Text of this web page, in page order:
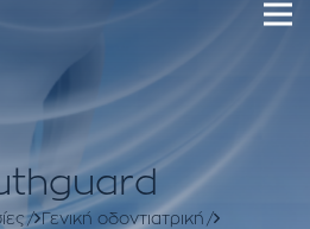
Γενική οδοντιατρική